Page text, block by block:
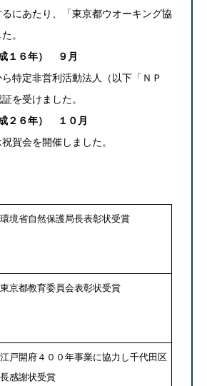
にあたり、「東京都ウオーキング協
。
１６年） ９月
特定非営利活動法人（以下「ＮＰ
を受けました。
２６年） １０月
賀会を開催しました。
環境省自然保護局長表彰状受賞
東京都教育委員会表彰状受賞
江戸開府４００年事業に協力し千代田区
長感謝状受賞